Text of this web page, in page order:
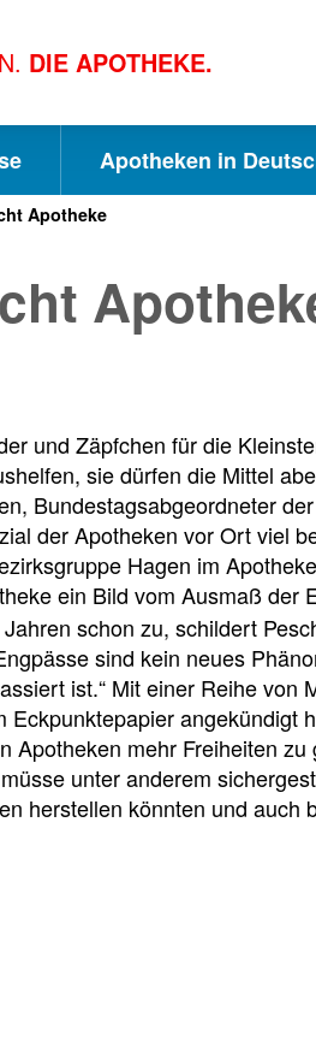
DIE APOTHEKE.
Apotheken in
Apotheke
und Zäpfchen für die
sie dürfen die Mittel
Bundestagsabgeordneter
der Apotheken vor Ort viel
Hagen im
ein Bild vom Ausmaß
schon zu, schildert
sind kein neues
ist.“ Mit einer Reihe
Eckpunktepapier
Apotheken mehr Freiheiten
unter anderem
herstellen könnten und auch
S
h
n
e
l
l
z
u
S
i
t
e
t
e
i
l
S
c
h
e